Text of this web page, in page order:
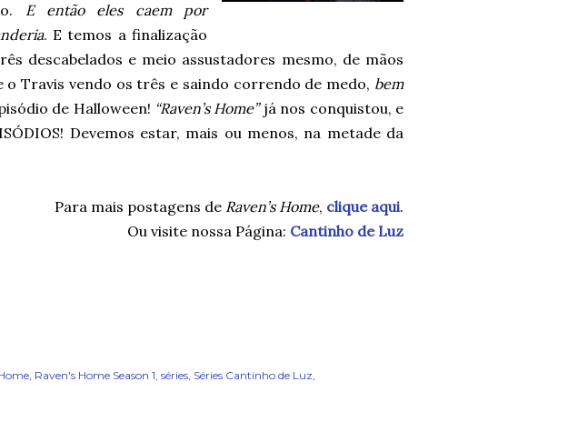
E então eles caem por
. E temos a finalização
descabelados e meio assustadores mesmo, de mãos
o Travis vendo os três e saindo correndo de medo, bem
de Halloween! “Raven’s Home”já nos conquistou, e
Devemos estar, mais ou menos, na metade da
Para mais postagens de Raven’s Home, clique aqui.
Ou visite nossa Página: Cantinho de Luz
Raven's Home Season 1 séries Séries Cantinho de Luz